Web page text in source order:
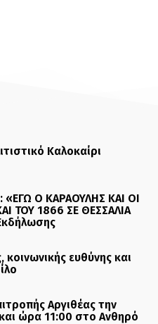
Καλοκαίρι
«ΕΓΩ Ο ΚΑΡΑΟΥΛΗΣ ΚΑΙ ΟΙ
ΤΟΥ 1866 ΣΕ ΘΕΣΣΑΛΙΑ
ευθύνης και
Αργιθέας την
ώρα 11:00 στο Ανθηρό